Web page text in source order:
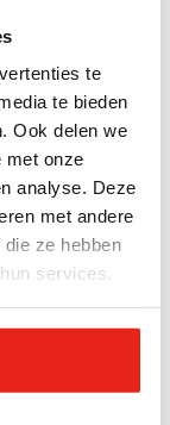
te
te bieden
Ook delen we
met onze
analyse. Deze
met andere
ze hebben
services.
het woord
altijd de
weten dát
even
voeren de
dat je ook